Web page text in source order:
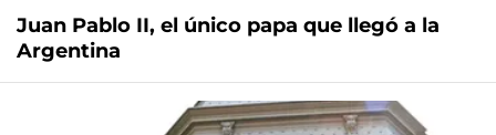
Juan Pablo II, el único papa que llegó a la
Argentina